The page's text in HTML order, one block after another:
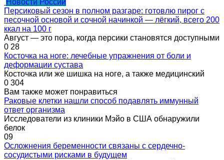
Новости России
Персиковый сезон в полном разгаре: готовлю пирог с
песочной основой и сочной начинкой — лёгкий, всего 200
ккал на 100 г
Август — это пора, когда персики становятся доступными
0 28
Косточка на ноге: лечебные упражнения от боли и
деформации сустава
Косточка или же шишка на ноге, а также медицинский
0 304
Вам также может понравиться
Раковые клетки нашли способ подавлять иммунный
ответ организма
Исследователи из клиники Мэйо в США обнаружили
белок
09
Осложнения беременности связаны с сердечно-
сосудистыми рисками в будущем